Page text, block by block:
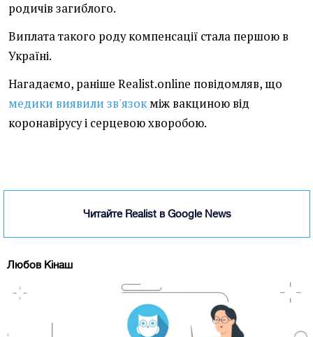
родичів загиблого.
Виплата такого роду компенсації стала першою в
Україні.
Нагадаємо, раніше Realist.online повідомляв, що
медики виявили зв'язокміж вакциною від
коронавірусу і серцевою хворобою.
Читайте Realist в Google News
Любов Кінаш